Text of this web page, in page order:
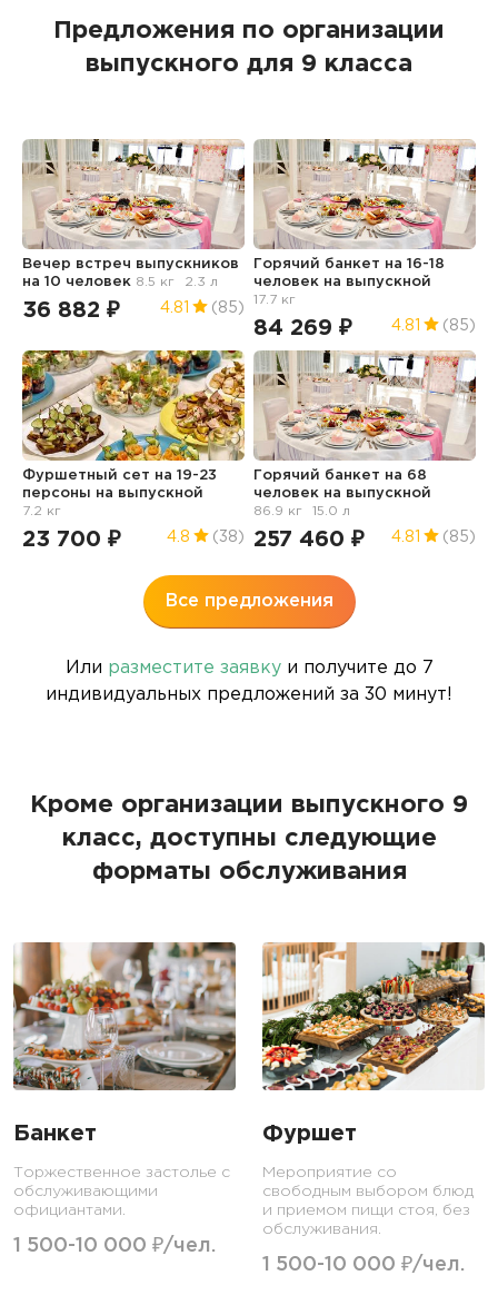
Предложения по организации
выпускного для 9 класса
Вечер встреч выпускников
на 10 человек 8.5 кг 2.3 л
36 882 ₽ 4.81 (85)
Горячий банкет на 16-18
человек на выпускной
17.7 кг
84 269 ₽ 4.81 (85)
Фуршетный сет на 19-23
персоны на выпускной
7.2 кг
23 700 ₽ 4.8 (38)
Горячий банкет на 68
человек на выпускной
86.9 кг
15.0 л
257 460 ₽ 4.81 (85)
Все предложения
Или разместите заявкуи получите до 7
индивидуальных предложений за 30 минут!
Кроме организации выпускного 9
класс, доступны следующие
форматы обслуживания
Банкет
Торжественное застолье с
обслуживающими
официантами.
1 500-10 000 ₽/чел.
Фуршет
Мероприятие со
свободным выбором блюд
и приемом пищи стоя, без
обслуживания.
1 500-10 000 ₽/чел.